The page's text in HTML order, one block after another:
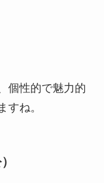
個性的で魅力的
すね。